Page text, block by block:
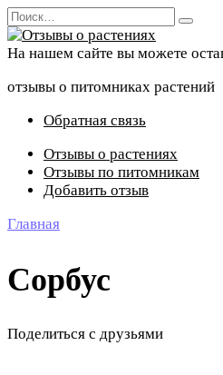
Перейти
к
содержанию
Search
for:
На нашем сайте вы можете
отзывы о питомниках растений
Обратная связь
Отзывы о растениях
Отзывы по питомникам
Добавить отзыв
Главная
Сорбус
Поделиться с друзьями